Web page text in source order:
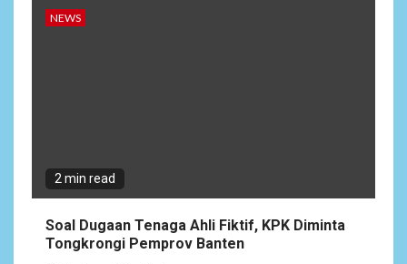
NEWS
2 min read
Soal Dugaan Tenaga Ahli Fiktif, KPK Diminta
Tongkrongi Pemprov Banten